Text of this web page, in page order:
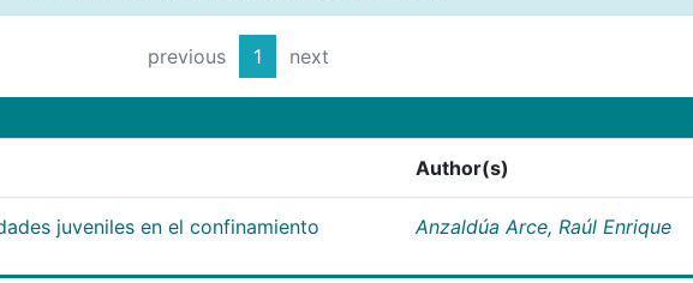
previous 1 next
Author(s)
juveniles en el confinamiento Anzaldúa Arce, Raúl Enrique